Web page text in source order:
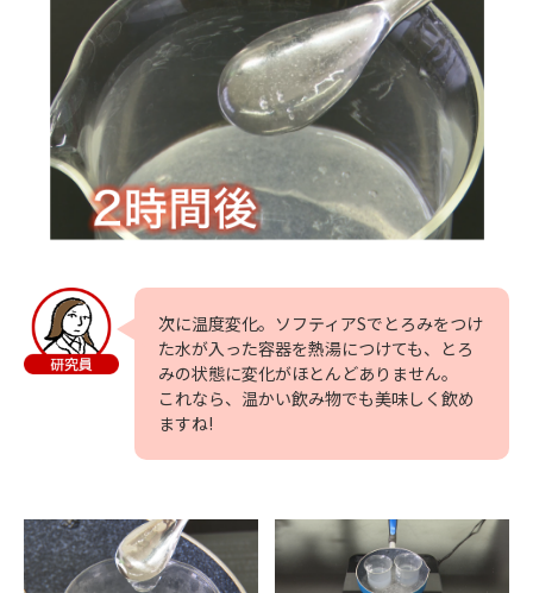
次に温度変化。ソフティアSでとろみをつけ
た水が入った容器を熱湯につけても、とろ
みの状態に変化がほとんどありません。
これなら、温かい飲み物でも美味しく飲め
ますね!